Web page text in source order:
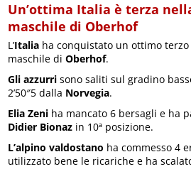
Un’ottima Italia è terza
maschile di Oberhof
L’Italia ha conquistato un ottimo
maschile diOberhof.
Gli azzurri sono saliti sul gradino
2’50″5 dalla Norvegia.
Elia Zeni ha mancato 6 bersagli e ha
Didier Bionaz in 10ª posizione.
L’alpino valdostano ha commesso 4
utilizzato bene le ricariche e ha